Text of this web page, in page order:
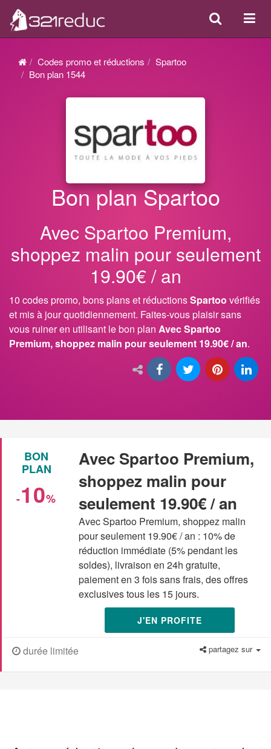
ou
Search
Codes promo et réductions
Spartoo
Bon plan 1544
Bon plan Spartoo
Avec Spartoo Premium,
shoppez malin pour seulement
19.90€ / an
10 codes promo, bons plans et réductionsSpartoo vérifiés
et mis à jour quotidiennement. Faites-vous plaisir sans
vous ruiner en utilisant le bon plan Avec Spartoo
Premium, shoppez malin pour seulement 19.90€ / an.
BON
PLAN
-10%
Avec Spartoo Premium,
shoppez malin pour
seulement 19.90€ / an
Avec Spartoo Premium, shoppez malin
pour seulement 19.90€ / an : 10% de
réduction immédiate (5% pendant les
soldes), livraison en 24h gratuite,
paiement en 3 fois sans frais, des offres
exclusives tous les 15 jours.
J'EN PROFITE
durée limitée partagez sur